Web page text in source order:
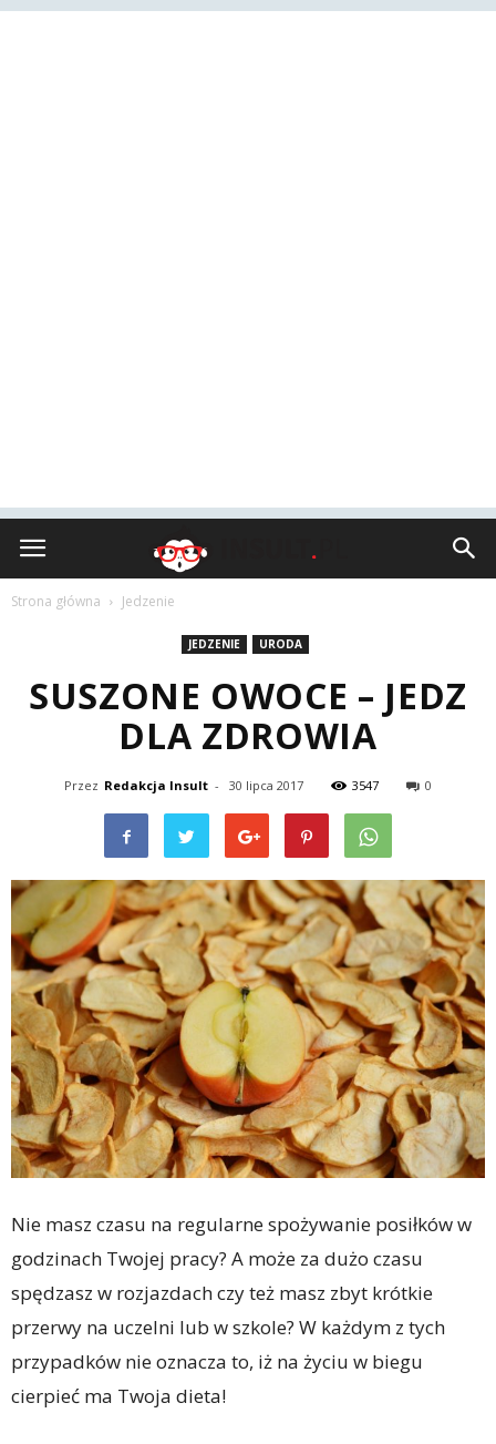
Insult.pl
Strona główna Jedzenie
JEDZENIE URODA
SUSZONE OWOCE – JEDZ
DLA ZDROWIA
Przez Redakcja Insult - 30 lipca 2017 3547 0
Nie masz czasu na regularne spożywanie posiłków w
godzinach Twojej pracy? A może za dużo czasu
spędzasz w rozjazdach czy też masz zbyt krótkie
przerwy na uczelni lub w szkole? W każdym z tych
przypadków nie oznacza to, iż na życiu w biegu
cierpieć ma Twoja dieta!